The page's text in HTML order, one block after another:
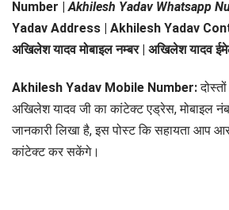
Number |Akhilesh Yadav Whatsapp
Yadav Address | Akhilesh Yadav
अखिलेश यादव मोबाइल नम्बर | अखिलेश यादव
Akhilesh Yadav Mobile Number:
अखिलेश यादव जी का कांटेक्ट एड्रेस, मोबाइल
जानकारी लिखा है, इस पोस्ट कि सहायता आप
कांटेक्ट कर सकेंगे।